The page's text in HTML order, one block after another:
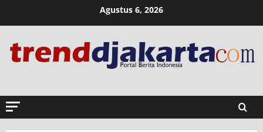
Agustus 6, 2026